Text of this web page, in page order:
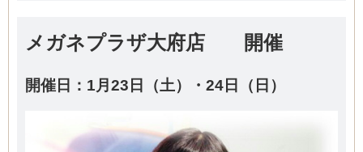
メガネプラザ大府店 開催
開催日：1月23日（土）・24日（日）